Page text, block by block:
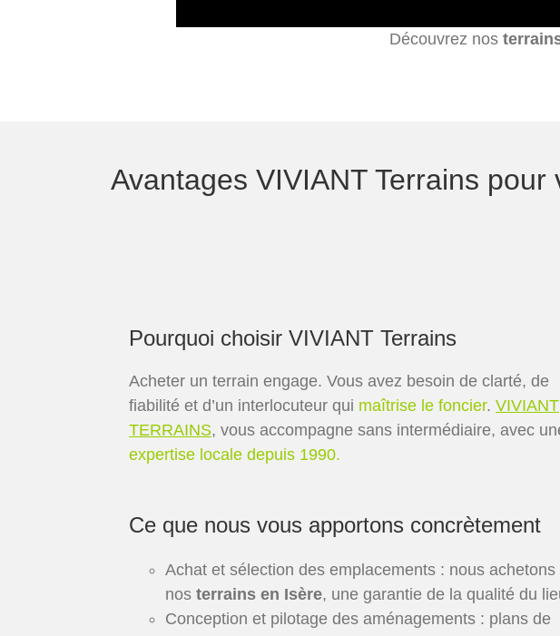
Découvrez nos
Avantages VIVIANT Terrains
Pourquoi choisir VIVIANT Terrains
Acheter un terrain engage. Vous avez besoin de clarté, de
fiabilité et d’un interlocuteur qui maîtrise le foncier. VIVIANT
TERRAINS, vous accompagne sans intermédiaire, avec
expertise locale depuis 1990.
Ce que nous vous apportons concrètement
Achat et sélection des emplacements : nous achetons
nos terrains en Isère, une garantie de la qualité du
Conception et pilotage des aménagements : plans de